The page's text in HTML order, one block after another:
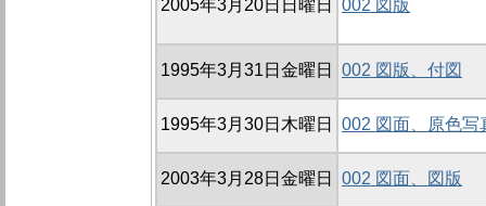
2005年3月20日日曜日 002 図版
1995年3月31日金曜日 002 図版、付図
1995年3月30日木曜日 002 図面、原色写
2003年3月28日金曜日 002 図面、図版